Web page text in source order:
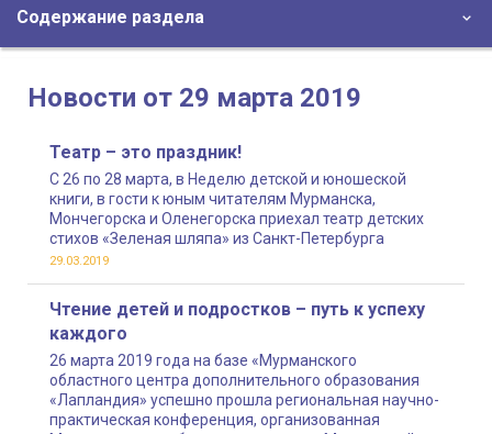
Содержание раздела
Новости от 29 марта 2019
Театр – это праздник!
С 26 по 28 марта, в Неделю детской и юношеской
книги, в гости к юным читателям Мурманска,
Мончегорска и Оленегорска приехал театр детских
стихов «Зеленая шляпа» из Санкт-Петербурга
29.03.2019
Чтение детей и подростков – путь к успеху
каждого
26 марта 2019 года на базе «Мурманского
областного центра дополнительного образования
«Лапландия» успешно прошла региональная научно-
практическая конференция, организованная